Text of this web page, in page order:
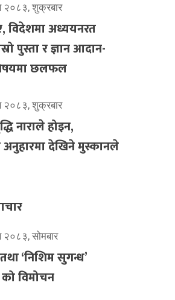
२०८३, शुक्रबार
विदेशमा अध्ययनरत
पुस्ता र ज्ञान आदान-
छलफल
२०८३, शुक्रबार
नाराले होइन,
अनुहारमा देखिने मुस्कानले
२०८३, सोमबार
‘निशिम सुगन्ध’
को विमोचन